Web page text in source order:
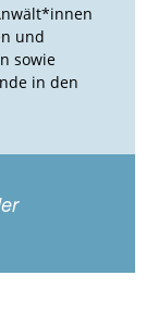
und
sowie
in den